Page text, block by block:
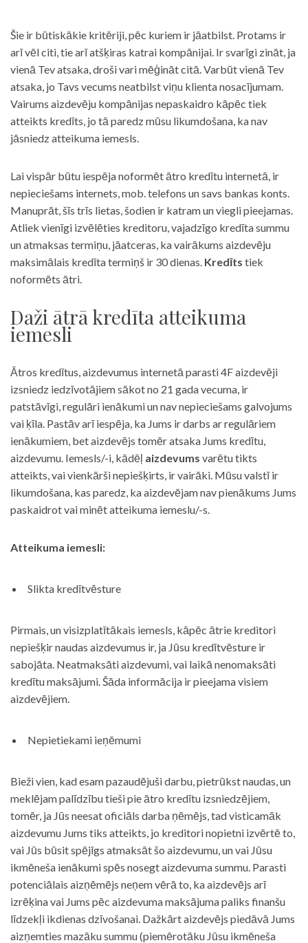
Šie ir būtiskākie kritēriji, pēc kuriem ir jāatbilst. Protams ir
arī vēl citi, tie arī atšķiras katrai kompānijai. Ir svarīgi zināt, ja
vienā Tev atsaka, droši vari mēģināt citā. Varbūt vienā Tev
atsaka, jo Tavs vecums neatbilst viņu klienta nosacījumam.
Vairums aizdevēju kompānijas nepaskaidro kāpēc tiek
atteikts kredīts, jo tā paredz mūsu likumdošana, ka nav
jāsniedz atteikuma iemesls.
Lai vispār būtu iespēja noformēt ātro kredītu internetā, ir
nepieciešams internets, mob. telefons un savs bankas konts.
Manuprāt, šīs trīs lietas, šodien ir katram un viegli pieejamas.
Atliek vienīgi izvēlēties kreditoru, vajadzīgo kredīta summu
un atmaksas termiņu, jāatceras, ka vairākums aizdevēju
maksimālais kredīta termiņš ir 30 dienas. Kredīts tiek
noformēts ātri.
Daži ātrā kredīta atteikuma
iemesli
Ātros kredītus, aizdevumus internetā parasti 4F aizdevēji
izsniedz iedzīvotājiem sākot no 21 gada vecuma, ir
patstāvīgi, regulāri ienākumi un nav nepieciešams galvojums
vai ķīla. Pastāv arī iespēja, ka Jums ir darbs ar regulāriem
ienākumiem, bet aizdevējs tomēr atsaka Jums kredītu,
aizdevumu. Iemesls/-i, kādēļ aizdevums varētu tikts
atteikts, vai vienkārši nepiešķirts, ir vairāki. Mūsu valstī ir
likumdošana, kas paredz, ka aizdevējam nav pienākums Jums
paskaidrot vai minēt atteikuma iemeslu/-s.
Atteikuma iemesli:
Slikta kredītvēsture
Pirmais, un visizplatītākais iemesls, kāpēc ātrie kreditori
nepiešķir naudas aizdevumus ir, ja Jūsu kredītvēsture ir
sabojāta. Neatmaksāti aizdevumi, vai laikā nenomaksāti
kredītu maksājumi. Šāda informācija ir pieejama visiem
aizdevējiem.
Nepietiekami ieņēmumi
Bieži vien, kad esam pazaudējuši darbu, pietrūkst naudas, un
meklējam palīdzību tieši pie ātro kredītu izsniedzējiem,
tomēr, ja Jūs neesat oficiāls darba ņēmējs, tad visticamāk
aizdevumu Jums tiks atteikts, jo kreditori nopietni izvērtē to,
vai Jūs būsit spējīgs atmaksāt šo aizdevumu, un vai Jūsu
ikmēneša ienākumi spēs nosegt aizdevuma summu. Parasti
potenciālais aizņēmējs neņem vērā to, ka aizdevējs arī
izrēķina vai Jums pēc aizdevuma maksājuma paliks finanšu
līdzekļi ikdienas dzīvošanai. Dažkārt aizdevējs piedāvā Jums
aizņemties mazāku summu (piemērotāku Jūsu ikmēneša